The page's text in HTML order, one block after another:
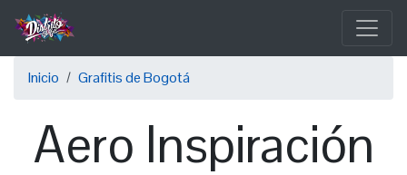
Pasar
contenido
principalSobrescribir
de
Inicio Grafitis de Bogotá
Aero Inspiración